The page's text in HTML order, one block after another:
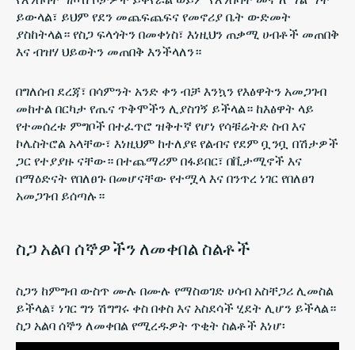
ይውላል፣ ይህም የደን መጨፍጨፍና የመኖሪያ ቤት ውድመት
ያስከትላል። የስጋ ፍላጎትን በመቀነስ፣ እነዚህን ጠቃሚ ሀብቶች መጠበቅ
እና ብዝሃ ህይወትን መጠበቅ እንችላለን።
በግለሰብ ደረጃ፣ በሳምንት አንድ ቀን ብቻ እንኳን የእፅዋትን አመጋገብ
መከተል በርካታ የጤና ጥቅሞችን ሊያስገኝ ይችላል። ከእፅዋት ላይ
የተመሰረቱ ምግቦች በተፈጥሮ ዝቅተኛ የሆነ የሳቹሬትድ ስብ እና
ኮሌስትሮል አላቸው፣ እነዚህም ከተለያዩ የልብና የደም ቧንቧ በሽታዎች
ጋር የተያያዙ ናቸው። በተጨማሪም በፋይበር፣ በቪታሚኖች እና
በማዕድናት የበለፀጉ በመሆናቸው የተሟላ እና በንጥረ ነገር የበለፀገ
አመጋገብ ይሰጣሉ።
ስጋ አልባ ሰኞዎችን ለመቀበል ስልቶች
ስጋን ከምግብ ውስጥ ሙሉ በሙሉ የማስወገድ ሀሳብ አስቸጋሪ ሊመስል
ይችላል፣ ነገር ግን ሽግግሩ ቀስ በቀስ እና አስደሳች ሂደት ሊሆን ይችላል።
ስጋ አልባ ሰኞን ለመቀበል የሚረዱዎት ጥቂት ስልቶች እነሆ፡